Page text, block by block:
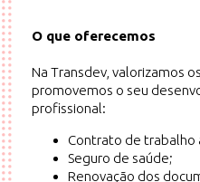
O que oferecemos
Na Transdev, valorizamos
promovemos o seu
profissional:
Contrato de trabalho
Seguro de saúde;
Renovação dos